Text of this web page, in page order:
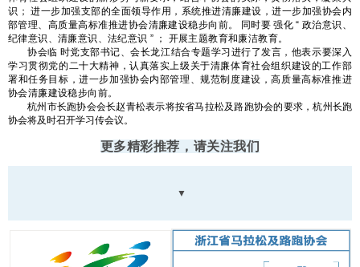
识； 进一步加强支部的全面领导作用，系统推进清廉建设，进一步加强协会内
部管理、高质量高标准推进协会清廉建设稳步向前。
同时要 强化 “ 政治意识、
纪律意识、清廉意识、法纪意识 ” ；
开展主题教育和廉洁教育。
协会临 时党支部书记、会长龙江结合专题学习进行了发言，他表示要深入
学习贯彻党的二十大精神，认真落实上级关于清廉体育社会组织建设的工作部
署和任务目标，进一步加强协会内部管理、规范制度建设，高质量高标准推进
协会清廉建设稳步向前。
杭州市长跑协会会长赵青松表示将按省马拉松及路跑协会的要求，杭州长跑
协会将及时召开学习传会议。
更多精彩推荐，请关注我们
▼